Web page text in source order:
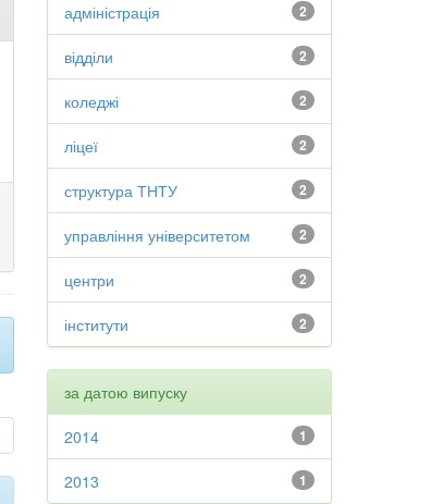
2
адміністрація
2
відділи
2
коледжі
2
ліцеї
2
структура ТНТУ
2
управління університетом
2
центри
2
інститути
за датою випуску
1
2014
1
2013